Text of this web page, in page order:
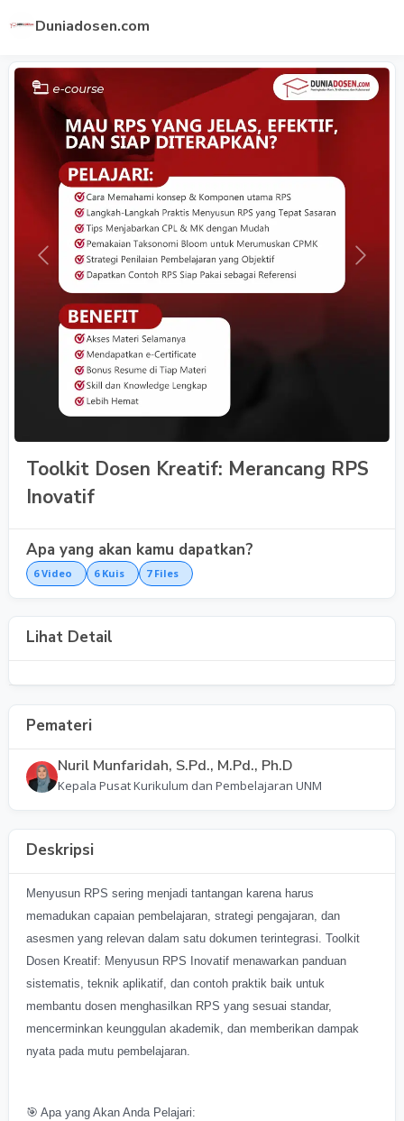
Duniadosen.com
Previous Next
Toolkit Dosen Kreatif: Merancang RPS
Inovatif
Apa yang akan kamu dapatkan?
6 Video 6 Kuis 7 Files
Lihat Detail
Pemateri
Nuril Munfaridah, S.Pd., M.Pd., Ph.D
Kepala Pusat Kurikulum dan Pembelajaran UNM
Deskripsi
Menyusun RPS sering menjadi tantangan karena harus
memadukan capaian pembelajaran, strategi pengajaran, dan
asesmen yang relevan dalam satu dokumen terintegrasi. Toolkit
Dosen Kreatif: Menyusun RPS Inovatif menawarkan panduan
sistematis, teknik aplikatif, dan contoh praktik baik untuk
membantu dosen menghasilkan RPS yang sesuai standar,
mencerminkan keunggulan akademik, dan memberikan dampak
nyata pada mutu pembelajaran.
🎯 Apa yang Akan Anda Pelajari: